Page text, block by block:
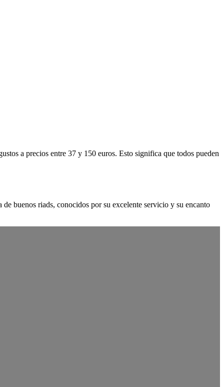
a precios entre 37 y 150 euros. Esto significa que todos pueden
buenos riads, conocidos por su excelente servicio y su encanto